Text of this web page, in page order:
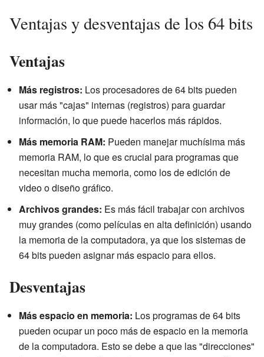
Ventajas y desventajas de los 64 bits
Ventajas
Más registros: Los procesadores de 64 bits pueden
usar más "cajas" internas (registros) para guardar
información, lo que puede hacerlos más rápidos.
Más memoria RAM: Pueden manejar muchísima más
memoria RAM, lo que es crucial para programas que
necesitan mucha memoria, como los de edición de
video o diseño gráfico.
Archivos grandes: Es más fácil trabajar con archivos
muy grandes (como películas en alta definición) usando
la memoria de la computadora, ya que los sistemas de
64 bits pueden asignar más espacio para ellos.
Desventajas
Más espacio en memoria: Los programas de 64 bits
pueden ocupar un poco más de espacio en la memoria
de la computadora. Esto se debe a que las "direcciones"